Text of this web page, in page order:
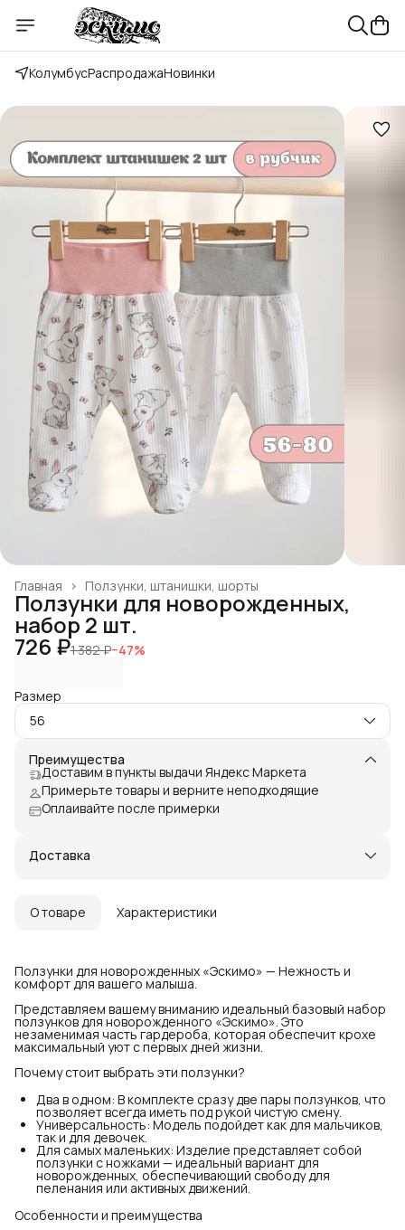
КолумбусРаспродажаНовинки
Ползунки, штанишки, шорты
Главная ›
Ползунки для новорожденных,
набор 2 шт.
726 ₽1 382 ₽−47%
Размер
56
Преимущества
Доставим в пункты выдачи Яндекс Маркета
Примерьте товары и верните неподходящие
Оплаивайте после примерки
Доставка
О товаре Характеристики
Ползунки для новорожденных «Эскимо» — Нежность и
комфорт для вашего малыша.
Представляем вашему вниманию идеальный базовый набор
ползунков для новорожденного «Эскимо». Это
незаменимая часть гардероба, которая обеспечит крохе
максимальный уют с первых дней жизни.
Почему стоит выбрать эти ползунки?
Два в одном: В комплекте сразу две пары ползунков, что
позволяет всегда иметь под рукой чистую смену.
Универсальность: Модель подойдет как для мальчиков,
так и для девочек.
Для самых маленьких: Изделие представляет собой
ползунки с ножками — идеальный вариант для
новорожденных, обеспечивающий свободу для
пеленания или активных движений.
Особенности и преимущества